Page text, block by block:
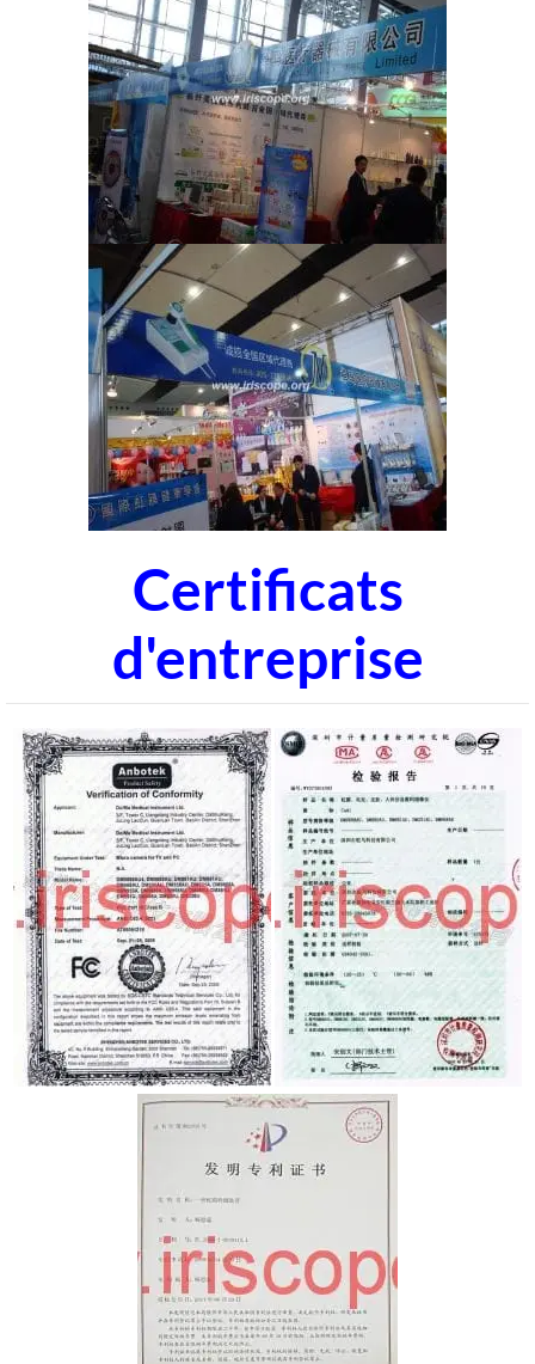
Certificats
d'entreprise